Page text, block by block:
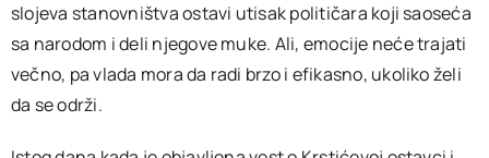
slojeva stanovništva ostavi utisak političara koji saoseća
sa narodom i deli njegove muke. Ali, emocije neće trajati
večno, pa vlada mora da radi brzo i efikasno, ukoliko želi
da se održi.